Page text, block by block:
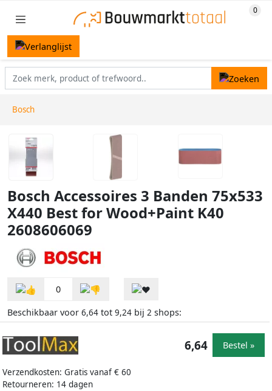
Bosch
Bosch Accessoires 3 Banden 75x533
X440 Best for Wood+Paint K40
2608606069
0
Beschikbaar voor 6,64 tot 9,24 bij 2 shops:
Verzendkosten: Gratis vanaf € 60
Retourneren: 14 dagen
6,64 Bestel »